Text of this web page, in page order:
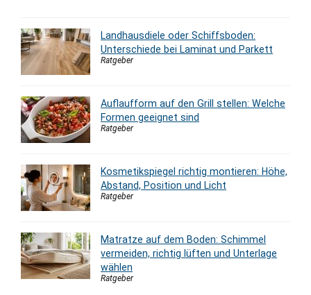
Landhausdiele oder Schiffsboden:
Unterschiede bei Laminat und Parkett
Ratgeber
Auflaufform auf den Grill stellen: Welche
Formen geeignet sind
Ratgeber
Kosmetikspiegel richtig montieren: Höhe,
Abstand, Position und Licht
Ratgeber
Matratze auf dem Boden: Schimmel
vermeiden, richtig lüften und Unterlage
wählen
Ratgeber